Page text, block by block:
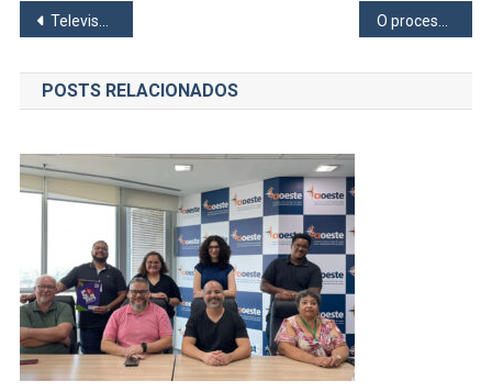
Navegação
de
Post
Televisão que Fala
POSTS RELACIONADOS